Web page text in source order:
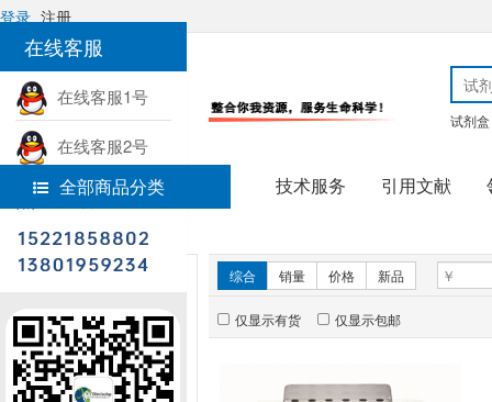
在线客服
在线客服1号
在线客服2号
热线电话
登录 注册
试剂盒
全部商品分类 技术服务 引用文献
首页
科研仪器
新品推荐
综合 销量 价格 新品
仅显示有货 仅显示包邮